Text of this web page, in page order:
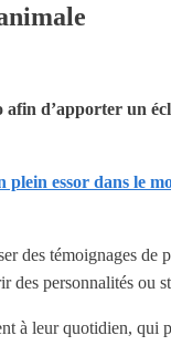
d’apporter un
plein essor dans le
des témoignages
des personnalités ou
à leur quotidien, qui